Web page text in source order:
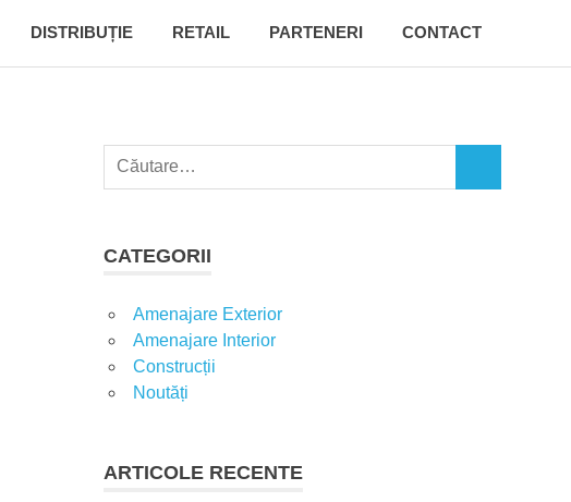
DISTRIBUȚIE RETAIL PARTENERI CONTACT
ă
u
p
ă
:
CATEGORII
Amenajare Exterior
Amenajare Interior
Construcții
Noutăți
ARTICOLE RECENTE